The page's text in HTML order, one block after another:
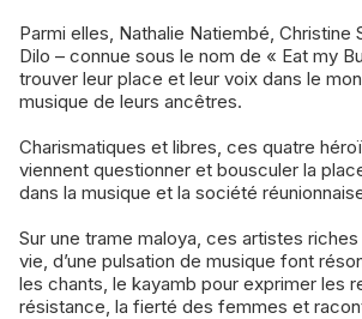
Parmi elles, Nathalie Natiembé, Christine
Dilo – connue sous le nom de « Eat my
trouver leur place et leur voix dans le
musique de leurs ancêtres.
Charismatiques et libres, ces quatre
viennent questionner et bousculer la
dans la musique et la société
Sur une trame maloya, ces artistes riches
vie, d’une pulsation de musique font
les chants, le kayamb pour exprimer les
résistance, la fierté des femmes et